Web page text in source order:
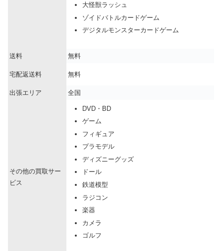
大怪獣ラッシュ
ゾイドバトルカードゲーム
デジタルモンスターカードゲーム
送料 無料
宅配返送料 無料
出張エリア 全国
その他の買取サー
ビス
DVD・BD
ゲーム
フィギュア
プラモデル
ディズニーグッズ
ドール
鉄道模型
ラジコン
楽器
カメラ
ゴルフ